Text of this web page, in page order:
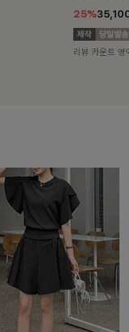
10%
리뷰 카운트 영